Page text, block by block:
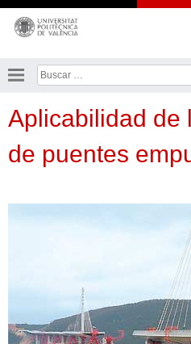
Saltar
contenido
Buscar:
Aplicabilidad de
de puentes